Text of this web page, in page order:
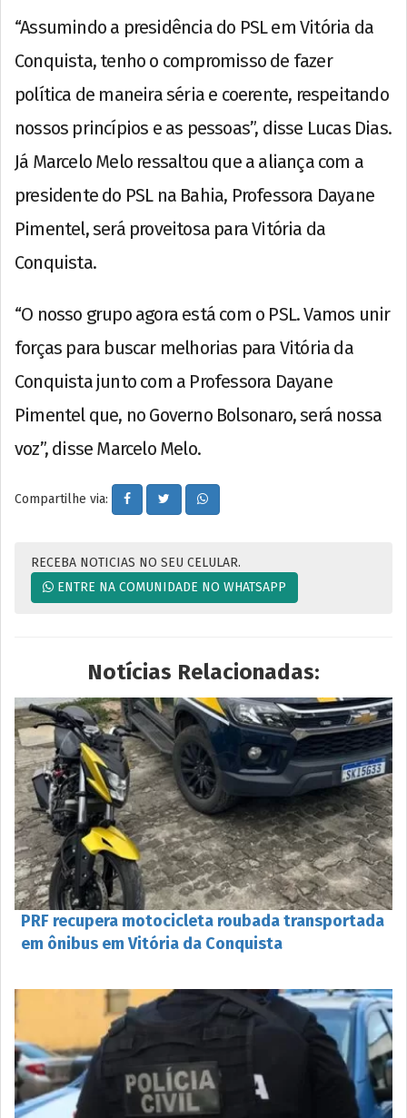
“Assumindo a presidência do PSL em Vitória da
Conquista, tenho o compromisso de fazer
política de maneira séria e coerente, respeitando
nossos princípios e as pessoas”, disse Lucas Dias.
Já Marcelo Melo ressaltou que a aliança com a
presidente do PSL na Bahia, Professora Dayane
Pimentel, será proveitosa para Vitória da
Conquista.
“O nosso grupo agora está com o PSL. Vamos unir
forças para buscar melhorias para Vitória da
Conquista junto com a Professora Dayane
Pimentel que, no Governo Bolsonaro, será nossa
voz”, disse Marcelo Melo.
Compartilhe via:
RECEBA NOTICIAS NO SEU CELULAR.
ENTRE NA COMUNIDADE NO WHATSAPP
Notícias Relacionadas:
PRF recupera motocicleta roubada transportada
em ônibus em Vitória da Conquista